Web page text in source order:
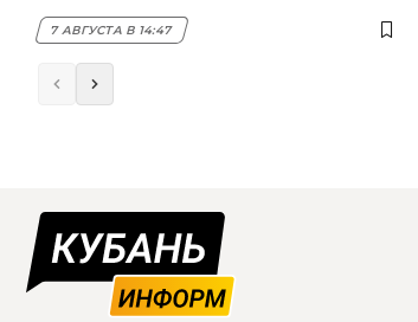
7 АВГУСТА В 14:47